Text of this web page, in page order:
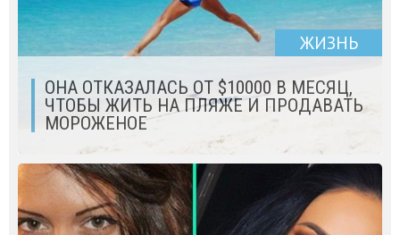
ЖИЗНЬ
ОНА ОТКАЗАЛАСЬ ОТ $10000 В МЕСЯЦ,
ЧТОБЫ ЖИТЬ НА ПЛЯЖЕ И ПРОДАВАТЬ
МОРОЖЕНОЕ